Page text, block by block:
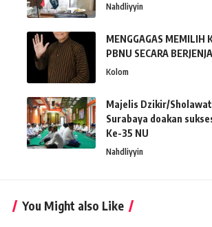
Nahdliyyin
MENGGAGAS MEMILIH
PBNU SECARA
Kolom
Majelis Dzikir/
Surabaya doakan
Ke-35 NU
Nahdliyyin
You Might also Like